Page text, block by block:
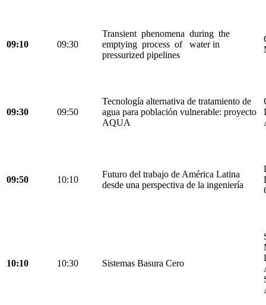
09:10 09:30
Transient phenomena during the
emptying process of water in
pressurized pipelines
09:30 09:50
Tecnología alternativa de tratamiento de
agua para población vulnerable: proyecto
AQUA
09:50 10:10
Futuro del trabajo de América Latina
desde una perspectiva de la ingeniería
10:10 10:30 Sistemas Basura Cero